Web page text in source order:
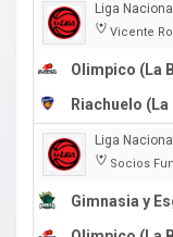
Liga
Vicente
Olimpico (La
Riachuelo (La
Liga
Socios
Gimnasia y